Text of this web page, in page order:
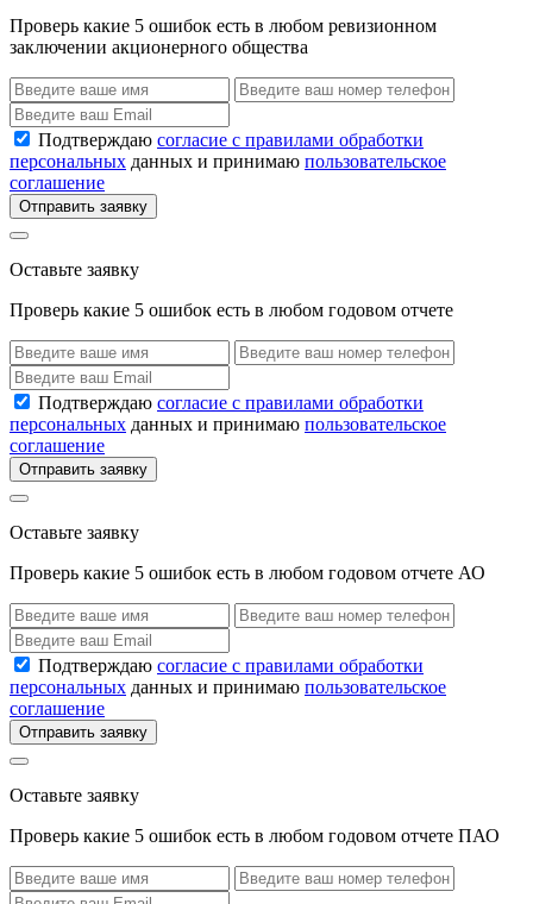
Проверь какие 5 ошибок есть в любом ревизионном
заключении акционерного общества
Подтверждаю согласие с правилами обработки
персональных данных и принимаю пользовательское
соглашение
Отправить заявку
Оставьте заявку
Проверь какие 5 ошибок есть в любом годовом отчете
Подтверждаю согласие с правилами обработки
персональных данных и принимаю пользовательское
соглашение
Отправить заявку
Оставьте заявку
Проверь какие 5 ошибок есть в любом годовом отчете АО
Подтверждаю согласие с правилами обработки
персональных данных и принимаю пользовательское
соглашение
Отправить заявку
Оставьте заявку
Проверь какие 5 ошибок есть в любом годовом отчете ПАО